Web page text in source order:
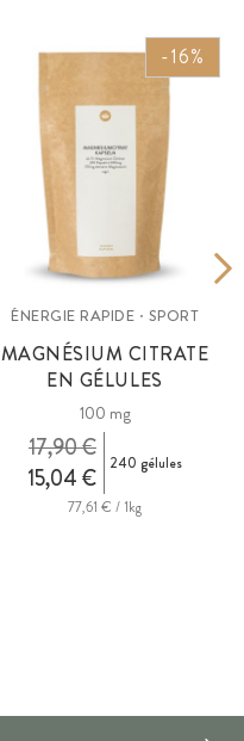
-16%
ÉNERGIE RAPIDE · SPORT
MAGNÉSIUM CITRATE
EN GÉLULES
100 mg
15,04 €
17,90 € 240 gélules
77,61 € / 1kg